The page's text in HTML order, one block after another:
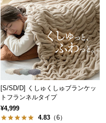
[S/SD/D] くしゅくしゅブランケッ
トフランネルタイプ
¥4,999
4.83 （6）